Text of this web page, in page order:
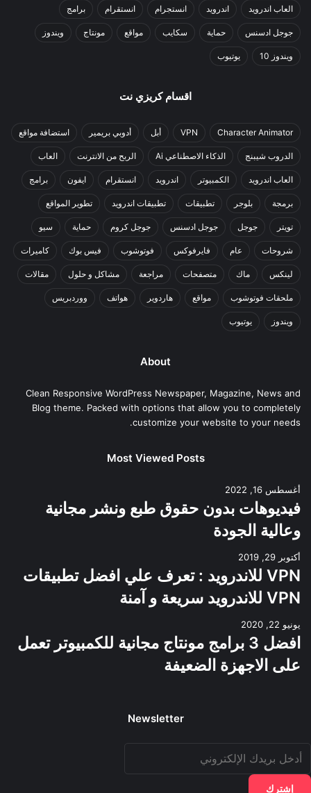
العاب اندرويد اندرويد انستجرام انستقرام برامج
جوجل ادسنس حماية سكايب مواقع مونتاج ويندوز
ويندوز 10 يوتيوب
اقسام كريزي نت
Character Animator
VPN أبل أدوبي بريمير استضافة مواقع
الدروب شيبنج الذكاء الاصطناعي Ai الربح من الانترنت العاب
العاب اندرويد الكمبيوتر اندرويد انستقرام ايفون برامج
برمجة بلوجر تطبيقات تطبيقات اندرويد تطوير المواقع
تويتر جوجل جوجل ادسنس جوجل كروم حماية سيو
شروحات عام فايرفوكس فوتوشوب فيس بوك كاميرات
لينكس ماك متصفحات مراجعة مشاكل و حلول مقالات
ملحقات فوتوشوب مواقع هاردوير هواتف ووردبريس
ويندوز يوتيوب
About
Clean Responsive WordPress Newspaper, Magazine, News and
Blog theme. Packed with options that allow you to completely
customize your website to your needs.
Most Viewed Posts
أغسطس 16, 2022
فيديوهات بدون حقوق طبع ونشر مجانية
وعالية الجودة
أكتوبر 29, 2019
VPN للاندرويد : تعرف علي افضل تطبيقات
VPN للاندرويد سريعة و آمنة
يونيو 22, 2020
افضل 3 برامج مونتاج مجانية للكمبيوتر تعمل
على الاجهزة الضعيفة
Newsletter
أدخل
بريدك
الإلكتروني